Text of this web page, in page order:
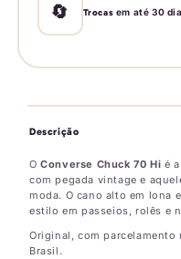
🔄 Trocas em até 30
Descrição
OConverse Chuck 70 Hi é
com pegada vintage e
moda. O cano alto em lona
estilo em passeios, rolês e
Original, com parcelamento
Brasil.